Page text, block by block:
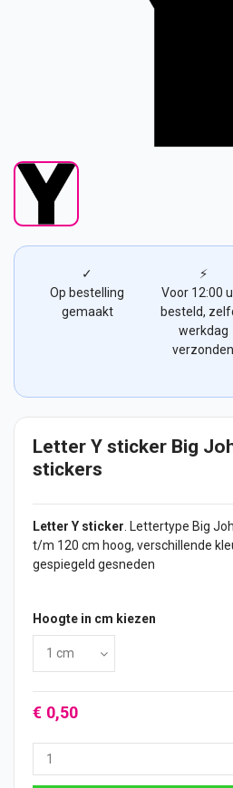
✓
Op bestelling
gemaakt
⚡
Voor 12:00
besteld,
werkdag
verzonden
Letter Y sticker Big
stickers
Letter Y sticker . Lettertype Big
t/m 120 cm hoog, verschillende
gespiegeld gesneden
Hoogte in cm kiezen
€ 0,50